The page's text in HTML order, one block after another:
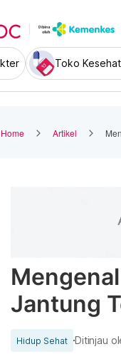
Toko
Home Artikel
Jantung
Hidup Sehat Ditinjau